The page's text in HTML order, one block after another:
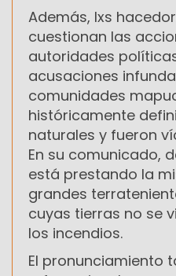
Además, lxs
cuestionan las
autoridades
acusaciones
comunidades
históricamente
naturales y fueron
En su comunicado,
está prestando la
grandes
cuyas tierras no se
los incendios.
El pronunciamiento